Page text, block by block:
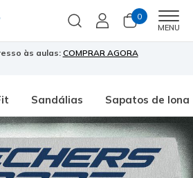
0
MENU
às aulas: COMPRAR AGORA
Sandálias Sapatos de lona